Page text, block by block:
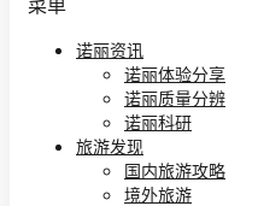
菜单
诺丽资讯
诺丽体验分享
诺丽质量分辨
诺丽科研
旅游发现
国内旅游攻略
境外旅游